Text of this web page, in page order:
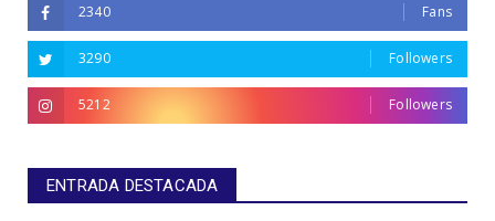
2340 Fans
3290 Followers
5212 Followers
ENTRADA DESTACADA